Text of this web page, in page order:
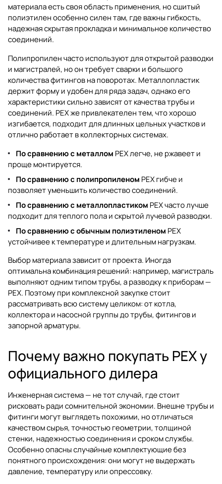
материала есть своя область применения, но сшитый
полиэтилен особенно силен там, где важны гибкость,
надежная скрытая прокладка и минимальное количество
соединений.
Полипропилен часто используют для открытой разводки
и магистралей, но он требует сварки и большого
количества фитингов на поворотах. Металлопластик
держит форму и удобен для ряда задач, однако его
характеристики сильно зависят от качества трубы и
соединений. PEX же привлекателен тем, что хорошо
изгибается, подходит для длинных цельных участков и
отлично работает в коллекторных системах.
По сравнению с металлом PEX легче, не ржавеет и
проще монтируется.
По сравнению с полипропиленом PEX гибче и
позволяет уменьшить количество соединений.
По сравнению с металлопластиком PEX часто лучше
подходит для теплого пола и скрытой лучевой разводки.
По сравнению с обычным полиэтиленом PEX
устойчивее к температуре и длительным нагрузкам.
Выбор материала зависит от проекта. Иногда
оптимальна комбинация решений: например, магистраль
выполняют одним типом трубы, а разводку к приборам —
PEX. Поэтому при комплексной закупке стоит
рассматривать всю систему целиком: от котла,
коллектора и насосной группы до трубы, фитингов и
запорной арматуры.
Почему важно покупать PEX у
официального дилера
Инженерная система — не тот случай, где стоит
рисковать ради сомнительной экономии. Внешне трубы и
фитинги могут выглядеть похожими, но отличаться
качеством сырья, точностью геометрии, толщиной
стенки, надежностью соединения и сроком службы.
Особенно опасны случайные комплектующие без
понятного происхождения: они могут не выдержать
давление, температуру или опрессовку.